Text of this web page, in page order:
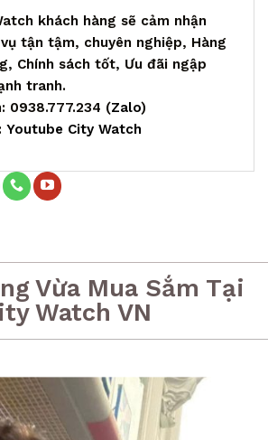
khách hàng sẽ cảm nhận
tận tậm, chuyên nghiệp, Hàng
Chính sách tốt, Ưu đãi ngập
tranh.
0938.777.234 (Zalo)
Youtube City Watch
Vừa Mua Sắm Tại
Watch VN